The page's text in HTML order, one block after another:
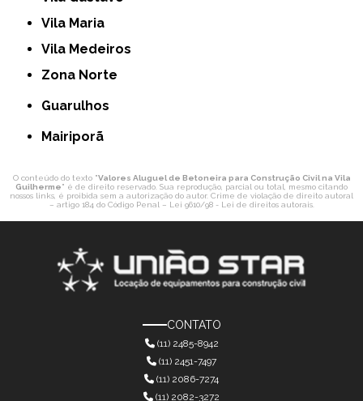
Vila Maria
Vila Medeiros
Zona Norte
Guarulhos
Mairiporã
O conteúdo do texto "Valores Aluguel de Betoneira para Construção Civil na Vila
Guilherme" é de direito reservado. Sua reprodução, parcial ou total, mesmo citando
nossos links, é proibida sem a autorização do autor. Crime de violação de direito autoral
– artigo 184 do Código Penal – Lei 9610/98 - Lei de direitos autorais.
CONTATO
(11) 2485-8942
(11) 2451-7497
(11) 2086-7274
(11) 2082-3272